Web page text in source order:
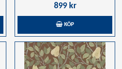
899 kr
KÖP